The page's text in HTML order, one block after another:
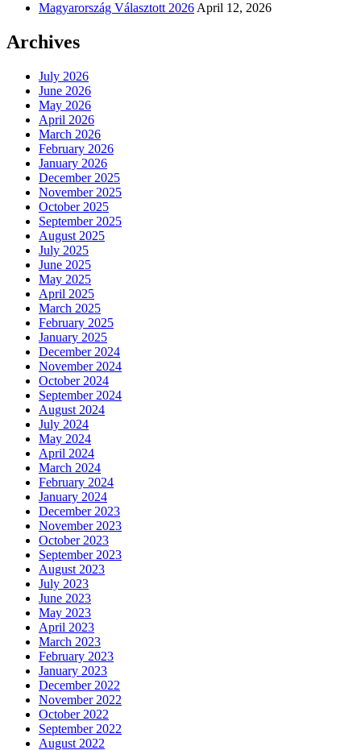
Magyarország Választott 2026 April 12, 2026
Archives
July 2026
June 2026
May 2026
April 2026
March 2026
February 2026
January 2026
December 2025
November 2025
October 2025
September 2025
August 2025
July 2025
June 2025
May 2025
April 2025
March 2025
February 2025
January 2025
December 2024
November 2024
October 2024
September 2024
August 2024
July 2024
May 2024
April 2024
March 2024
February 2024
January 2024
December 2023
November 2023
October 2023
September 2023
August 2023
July 2023
June 2023
May 2023
April 2023
March 2023
February 2023
January 2023
December 2022
November 2022
October 2022
September 2022
August 2022